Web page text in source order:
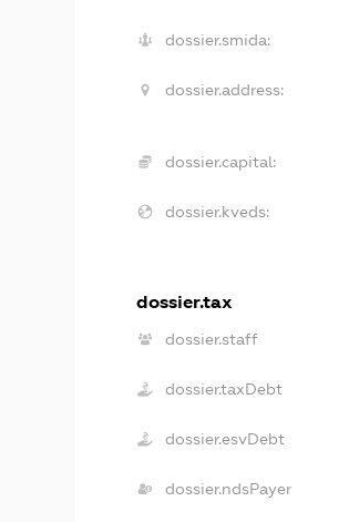
dossier.smida:
dossier.address:
dossier.capital:
dossier.kveds:
dossier.tax
dossier.staff
dossier.taxDebt
dossier.esvDebt
dossier.ndsPayer